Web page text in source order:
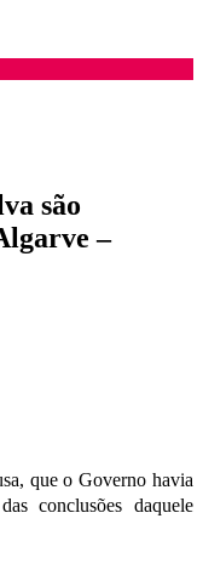
são
–
que o Governo havia
conclusões daquele